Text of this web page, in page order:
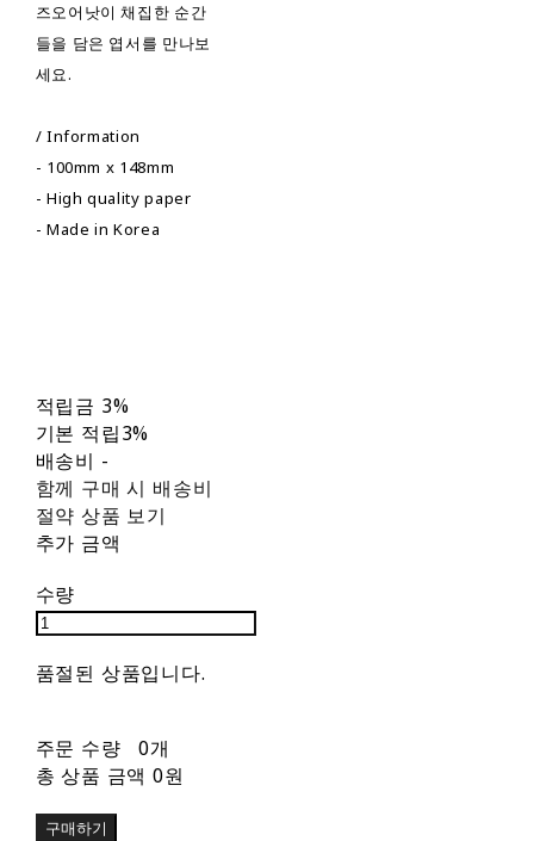
즈오어낫이 채집한 순간
들을 담은 엽서를 만나보
세요.
/ Information
- 100mm x 148mm
- High quality paper
- Made in Korea
적립금 3%
기본 적립3%
배송비 -
함께 구매 시 배송비
절약 상품 보기
추가 금액
수량
품절된 상품입니다.
주문 수량
0개
총 상품 금액 0원
구매하기